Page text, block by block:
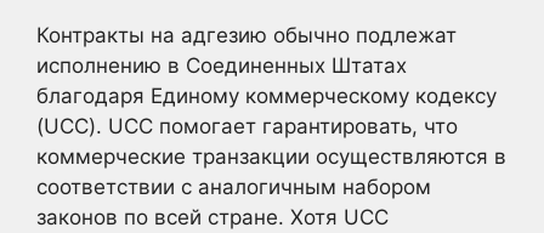
Контракты на адгезию обычно подлежат
исполнению в Соединенных Штатах
благодаря Единому коммерческому кодексу
(UCC). UCC помогает гарантировать, что
коммерческие транзакции осуществляются в
соответствии с аналогичным набором
законов по всей стране. Хотя UCC